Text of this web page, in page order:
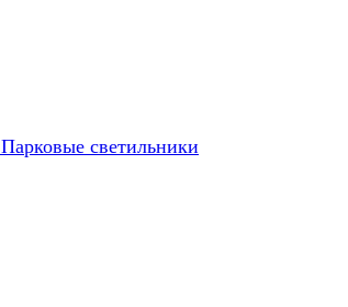
Парковые светильники